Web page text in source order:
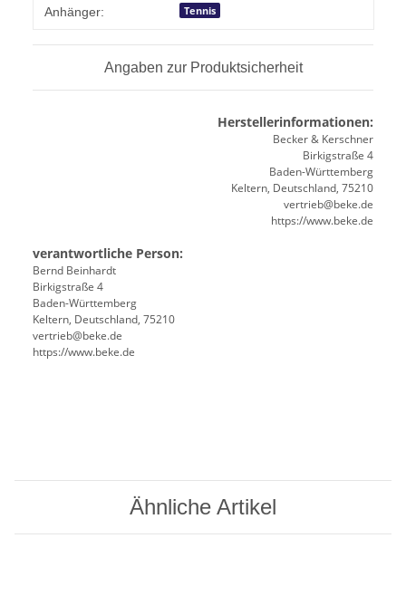
Produkteigenschaft
Wert
Anhänger: Tennis
Angaben zur Produktsicherheit
Herstellerinformationen:
Becker & Kerschner
Birkigstraße 4
Baden-Württemberg
Keltern, Deutschland, 75210
vertrieb@beke.de
https://www.beke.de
verantwortliche Person:
Bernd Beinhardt
Birkigstraße 4
Baden-Württemberg
Keltern, Deutschland, 75210
vertrieb@beke.de
https://www.beke.de
Ähnliche Artikel